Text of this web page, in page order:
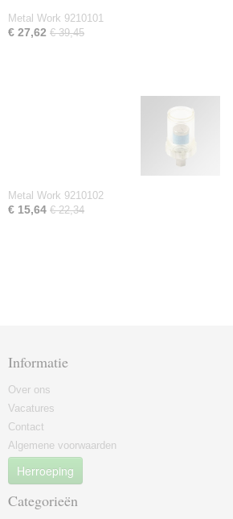
Metal Work 9210101
€ 27,62 € 39,45
Metal Work 9210102
€ 15,64 € 22,34
Informatie
Over ons
Vacatures
Contact
Algemene voorwaarden
Herroeping
Categorieën